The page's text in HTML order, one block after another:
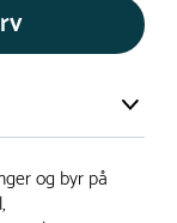
på bestilling.
og byr på